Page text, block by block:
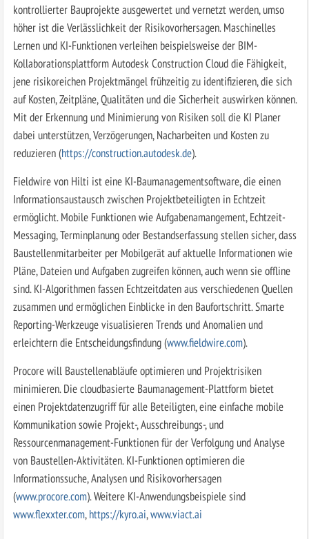
kontrollierter Bauprojekte ausgewertet und vernetzt werden, umso
höher ist die Verlässlichkeit der Risikovorhersagen. Maschinelles
Lernen und KI-Funktionen verleihen beispielsweise der BIM-
Kollaborationsplattform Autodesk Construction Cloud die Fähigkeit,
jene risikoreichen Projektmängel frühzeitig zu identifizieren, die sich
auf Kosten, Zeitpläne, Qualitäten und die Sicherheit auswirken können.
Mit der Erkennung und Minimierung von Risiken soll die KI Planer
dabei unterstützen, Verzögerungen, Nacharbeiten und Kosten zu
reduzieren (https://construction.autodesk.de).
Fieldwire von Hilti ist eine KI-Baumanagementsoftware, die einen
Informationsaustausch zwischen Projektbeteiligten in Echtzeit
ermöglicht. Mobile Funktionen wie Aufgabenamangement, Echtzeit-
Messaging, Terminplanung oder Bestandserfassung stellen sicher, dass
Baustellenmitarbeiter per Mobilgerät auf aktuelle Informationen wie
Pläne, Dateien und Aufgaben zugreifen können, auch wenn sie offline
sind. KI-Algorithmen fassen Echtzeitdaten aus verschiedenen Quellen
zusammen und ermöglichen Einblicke in den Baufortschritt. Smarte
Reporting-Werkzeuge visualisieren Trends und Anomalien und
erleichtern die Entscheidungsfindung (www.fieldwire.com).
Procore will Baustellenabläufe optimieren und Projektrisiken
minimieren. Die cloudbasierte Baumanagement-Plattform bietet
einen Projektdatenzugriff für alle Beteiligten, eine einfache mobile
Kommunikation sowie Projekt-, Ausschreibungs-, und
Ressourcenmanagement-Funktionen für der Verfolgung und Analyse
von Baustellen-Aktivitäten. KI-Funktionen optimieren die
Informationssuche, Analysen und Risikovorhersagen
(www.procore.com). Weitere KI-Anwendungsbeispiele sind
www.flexxter.com, https://kyro.ai,www.viact.ai